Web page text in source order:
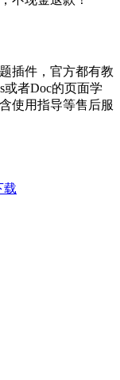
插件，官方都有教
或者Doc的页面学
使用指导等售后服